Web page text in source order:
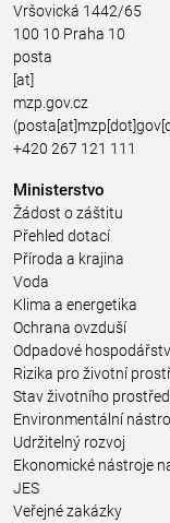
Vršovická 1442/65
100 10 Praha 10
posta
[at]
mzp.gov.cz
+420 267 121 111
Ministerstvo
Žádost o záštitu
Přehled dotací
Příroda a krajina
Voda
Klima a energetika
Ochrana ovzduší
Odpadové
Rizika pro životní
Stav životního
Environmentální
Udržitelný rozvoj
Ekonomické nástroje
JES
Veřejné zakázky